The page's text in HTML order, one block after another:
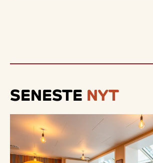
SENESTE NYT